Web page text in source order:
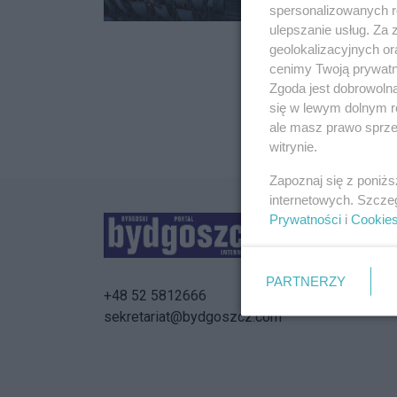
miłośnikami kina
Bydgoskie centrum
sierpniu o godzinie
28.07.2017
+48 52 5812666
sekretariat@bydgoszcz.com
spersonalizowanych
ulepszanie usług.
geolokalizacyjnych
cenimy Twoją
Zgoda jest
się w lewym dolnym
ale masz prawo
witrynie.
Zapoznaj się z
internetowych.
Prywatności i Cookies
PARTNERZY